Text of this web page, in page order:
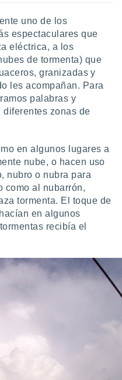
uno de los
espectaculares que
eléctrica, a los
de tormenta) que
granizadas y
les acompañan. Para
palabras y
diferentes zonas de
en algunos lugares a
nube, o hacen uso
nubro o nubra para
como al nubarrón,
tormenta. El toque de
en algunos
recibía el